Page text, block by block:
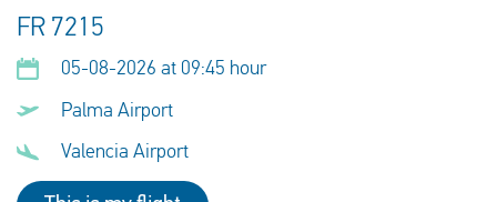
FR 7215
05-08-2026 at 09:45 hour
Palma Airport
Valencia Airport